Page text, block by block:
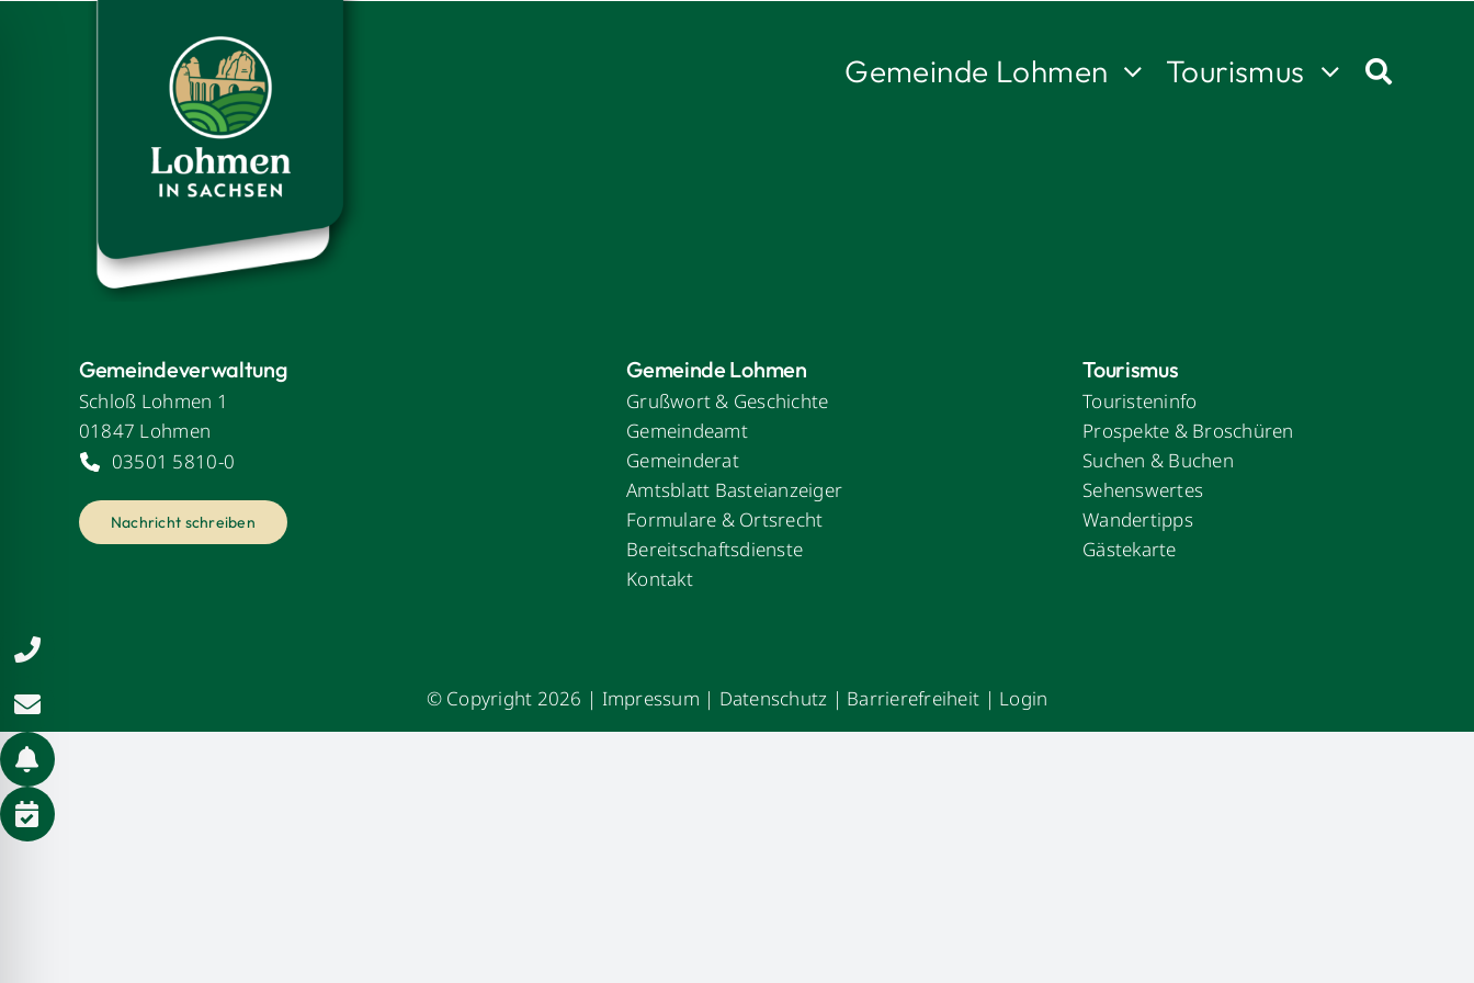
Gemeinde Lohmen Tourismus
Gemeindeverwaltung
Schloß Lohmen 1
01847 Lohmen
03501 5810-0
Nachricht schreiben
Gemeinde Lohmen
Grußwort & Geschichte
Gemeindeamt
Gemeinderat
Amtsblatt Basteianzeiger
Formulare & Ortsrecht
Bereitschaftsdienste
Kontakt
Tourismus
Touristeninfo
Prospekte & Broschüren
Suchen & Buchen
Sehenswertes
Wandertipps
Gästekarte
© Copyright 2026 | Impressum | Datenschutz | Barrierefreiheit | Login